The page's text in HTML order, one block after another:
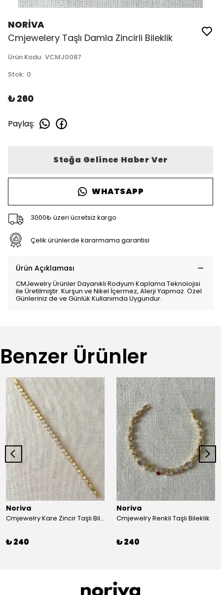
NORİVA
Cmjewelery Taşlı Damla Zincirli Bileklik
Ürün Kodu: VCMJ0087
Stok: 0
₺ 260
Paylaş:
Stoğa Gelince Haber Ver
WHATSAPP
3000₺ üzeri ücretsiz kargo
Çelik ürünlerde kararmama garantisi
Ürün Açıklaması
CMJewelry Ürünler Dayanıklı Rodyum Kaplama Teknolojisi
ile Üretilmiştir. Kurşun ve Nikel İçermez, Alerji Yapmaz. Özel
Günleriniz de ve Günlük Kullanımda Uygundur.
Benzer Ürünler
Noriva
Cmjewelry Kare Zincir Taşlı Bileklik
₺ 240
Noriva
Cmjewelry Renkli Taşlı Bileklik
₺ 240